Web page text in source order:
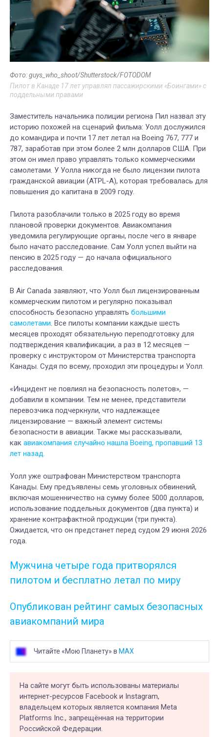
Фото: guys_who_shoot/Shutterstock/FOTODOM
Пилот в Канаде 17 лет управлял пассажирскими «Боингами» с
поддельными правами
Заместитель начальника полиции региона Пил назвал эту
историю похожей на сценарий фильма: Уолл дослужился
до командира и почти 17 лет летал на Boeing 767, 777 и
787, заработав при этом более 2 млн долларов США. При
этом он имел право управлять только коммерческими
самолетами. У Уолла никогда не было лицензии пилота
гражданской авиации (ATPL-A), которая требовалась для
повышения до капитана в 2009 году.
Пилота разоблачили только в 2025 году во время
плановой проверки документов. Авиакомпания
уведомила регулирующие органы, после чего в январе
было начато расследование. Сам Уолл успел выйти на
пенсию в 2025 году — до начала официального
расследования.
В Air Canada заявляют, что Уолл был лицензированным
коммерческим пилотом и регулярно показывал
способность безопасно управлять большими
самолетами. Все пилоты компании каждые шесть
месяцев проходят обязательную переподготовку для
подтверждения квалификации, а раз в 12 месяцев —
проверку с инструктором от Министерства транспорта
Канады. Судя по всему, проходил эти процедуры и Уолл.
«Инцидент не повлиял на безопасность полетов», —
добавили в компании. Тем не менее, представители
перевозчика подчеркнули, что надлежащее
лицензирование — важный элемент системы
безопасности в авиации. Также мы рассказывали,
как авиакомпания случайно нашла Boeing, пропавший 13
лет назад.
Уолл уже оштрафован Министерством транспорта
Канады. Ему предъявлены семь уголовных обвинений,
включая мошенничество на сумму более 5000 долларов,
использование поддельных документов (два пункта) и
хранение контрафактной продукции (три пункта).
Ожидается, что он предстанет перед судом 29 июня 2026
года.
Мужчина четыре года притворялся
пилотом и бесплатно летал по миру
Опубликован рейтинг самых безопасных
авиакомпаний мира
Читайте «Мою Планету» в MAX
На сайте могут быть использованы материалы
интернет-ресурсов Facebook и Instagram,
владельцем которых является компания Meta
Platforms Inc., запрещённая на территории
Российской Федерации.